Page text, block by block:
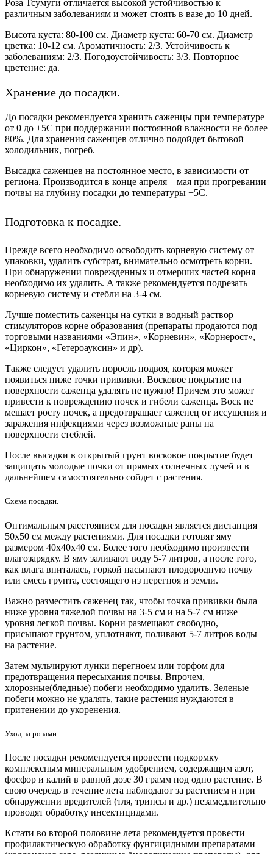
Роза Тсумуги отличается высокой устойчивостью к
различным заболеваниям и может стоять в вазе до 10 дней.
Высота куста: 80-100 см. Диаметр куста: 60-70 см. Диаметр
цветка: 10-12 см. Ароматичность: 2/3. Устойчивость к
заболеваниям: 2/3. Погодоустойчивость: 3/3. Повторное
цветение: да.
Хранение до посадки.
До посадки рекомендуется хранить саженцы при температуре
от 0 до +5С при поддержании постоянной влажности не более
80%. Для хранения саженцев отлично подойдет бытовой
холодильник, погреб.
Высадка саженцев на постоянное место, в зависимости от
региона. Производится в конце апреля – мая при прогревании
почвы на глубину посадки до температуры +5С.
Подготовка к посадке.
Прежде всего необходимо освободить корневую систему от
упаковки, удалить субстрат, внимательно осмотреть корни.
При обнаружении поврежденных и отмерших частей корня
необходимо их удалить. А также рекомендуется подрезать
корневую систему и стебли на 3-4 см.
Лучше поместить саженцы на сутки в водный раствор
стимуляторов корне образования (препараты продаются под
торговыми названиями «Эпин», «Корневин», «Корнерост»,
«Циркон», «Гетероауксин» и др).
Также следует удалить поросль подвоя, которая может
появиться ниже точки прививки. Восковое покрытие на
поверхности саженца удалять не нужно! Причем это может
привести к повреждению почек и гибели саженца. Воск не
мешает росту почек, а предотвращает саженец от иссушения и
заражения инфекциями через возможные раны на
поверхности стеблей.
После высадки в открытый грунт восковое покрытие будет
защищать молодые почки от прямых солнечных лучей и в
дальнейшем самостоятельно сойдет с растения.
Схема посадки.
Оптимальным расстоянием для посадки является дистанция
50х50 см между растениями. Для посадки готовят яму
размером 40х40х40 см. Более того необходимо произвести
влагозарядку. В яму заливают воду 5-7 литров, а после того,
как влага впиталась, горкой насыпают плодородную почву
или смесь грунта, состоящего из перегноя и земли.
Важно разместить саженец так, чтобы точка прививки была
ниже уровня тяжелой почвы на 3-5 см и на 5-7 см ниже
уровня легкой почвы. Корни размещают свободно,
присыпают грунтом, уплотняют, поливают 5-7 литров воды
на растение.
Затем мульчируют лунки перегноем или торфом для
предотвращения пересыхания почвы. Впрочем,
хлорозные(бледные) побеги необходимо удалить. Зеленые
побеги можно не удалять, такие растения нуждаются в
притенении до укоренения.
Уход за розами.
После посадки рекомендуется провести подкормку
комплексным минеральным удобрением, содержащим азот,
фосфор и калий в равной дозе 30 грамм под одно растение. В
свою очередь в течение лета наблюдают за растением и при
обнаружении вредителей (тля, трипсы и др.) незамедлительно
проводят обработку инсектицидами.
Кстати во второй половине лета рекомендуется провести
профилактическую обработку фунгицидными препаратами